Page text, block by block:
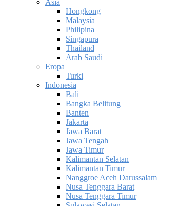
Hongkong
Malaysia
Philipina
Singapura
Thailand
Arab Saudi
Eropa
Turki
Indonesia
Bali
Bangka Belitung
Banten
Jakarta
Jawa Barat
Jawa Tengah
Jawa Timur
Kalimantan Selatan
Kalimantan Timur
Nanggroe Aceh Darussalam
Nusa Tenggara Barat
Nusa Tenggara Timur